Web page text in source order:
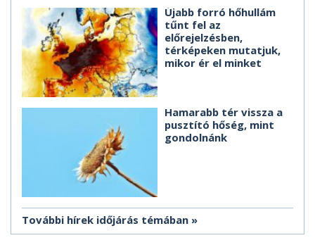
Újabb forró hőhullám
tűnt fel az
előrejelzésben,
térképeken mutatjuk,
mikor ér el minket
Hamarabb tér vissza a
pusztító hőség, mint
gondolnánk
További hírek időjárás témában